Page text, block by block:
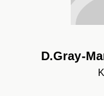
D.Gray-